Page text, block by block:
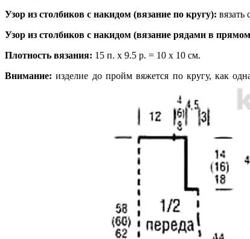
Узор из столбиков с накидом (вязание по кругу): вязать
Узор из столбиков с накидом (вязание рядами в
Плотность вязания: 15 п. х 9.5 р. = 10 х 10 см.
Внимание: изделие до пройм вяжется по кругу, как